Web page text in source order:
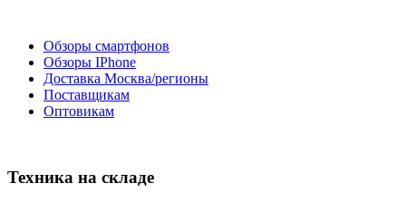
Обзоры смартфонов
Обзоры IPhone
Доставка Москва/регионы
Поставщикам
Оптовикам
Техника на складе